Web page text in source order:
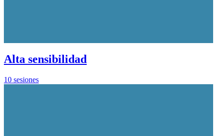
Alta sensibilidad
10 sesiones